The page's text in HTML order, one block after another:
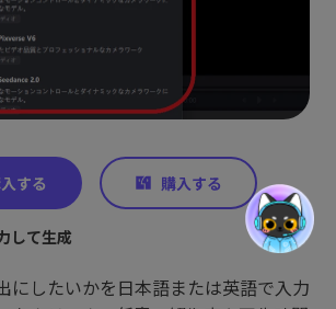
して生成
にしたいかを日本語または英語で入力